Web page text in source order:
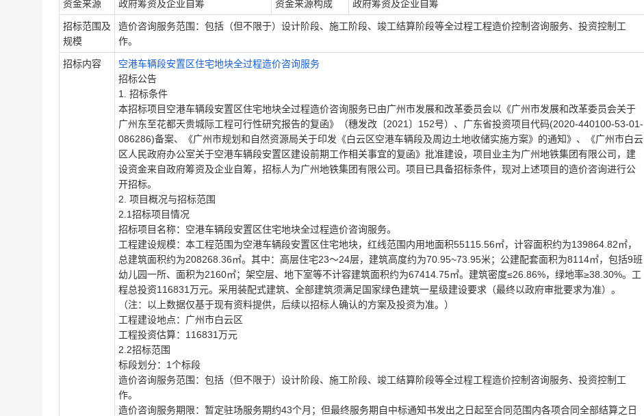
资金来源 政府筹资及企业自筹 资金来源构成 政府筹资及企业自筹
招标范围及
规模
造价咨询服务范围：包括（但不限于）设计阶段、施工阶段、竣工结算阶段等全过程工程造价控制咨询服务、投资控制工
作。
招标内容
空港车辆段安置区住宅地块全过程造价咨询服务
招标公告
1. 招标条件
本招标项目 空港车辆段安置区住宅地块全过程造价咨询服务已由广州市发展和改革委员会以《广州市发展和改革委员会关于
广州东至花都天贵城际工程可行性研究报告的复函》（穗发改〔2021〕152号）、广东省投资项目代码(2020-440100-53-01-
086286)备案、《广州市规划和自然资源局关于印发《白云区空港车辆段及周边土地收储实施方案》的通知》、《广州市白云
区人民政府办公室关于空港车辆段安置区建设前期工作相关事宜的复函》批准建设，项目业主为广州地铁集团有限公司，建
设资金来自政府筹资及企业自筹，招标人为广州地铁集团有限公司。项目已具备招标条件，现对上述项目的造价咨询进行公
开招标。
2. 项目概况与招标范围
2.1招标项目情况
招标项目名称：空港车辆段安置区住宅地块全过程造价咨询服务。
工程建设规模：本工程范围为空港车辆段安置区住宅地块，红线范围内用地面积55115.56㎡，计容面积约为139864.82㎡，
总建筑面积约为208268.36㎡。其中：高层住宅23～24层，建筑高度约为70.95~73.95米；公建配套面积为8114㎡，包括9班
幼儿园一所、面积为2160㎡；架空层、地下室等不计容建筑面积约为67414.75㎡。建筑密度≤26.86%，绿地率≥38.30%。工
程总投资116831万元。采用装配式建筑、全部建筑须满足国家绿色建筑一星级建设要求（最终以政府审批要求为准）。
（注：以上数据仅基于现有资料提供，后续以招标人确认的方案及投资为准。）
工程建设地点：广州市白云区
工程投资估算：116831万元
2.2招标范围
标段划分：1个标段
造价咨询服务范围：包括（但不限于）设计阶段、施工阶段、竣工结算阶段等全过程工程造价控制咨询服务、投资控制工
作。
造价咨询服务期限： 暂定驻场服务期约43个月；但最终服务期自中标通知书发出之日起至合同范围内各项合同全部结算之日